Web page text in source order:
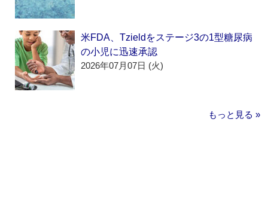
米FDA、Tzieldをステージ3の1型糖尿病
の小児に迅速承認
2026年07月07日 (火)
もっと見る »